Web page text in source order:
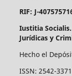
RIF: J-
Iustitia
Jurídicas y
Hecho el
ISSN: 2542-3371